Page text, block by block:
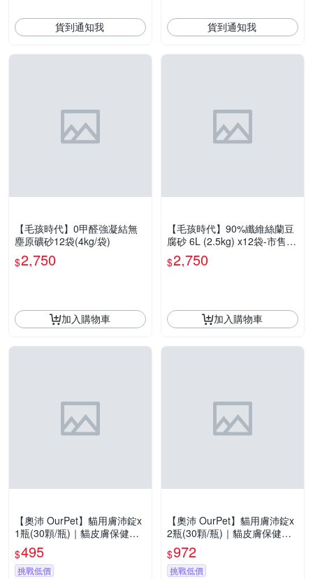
貨到通知我 貨到通知我
【毛孩時代】0甲醛強凝結無
塵原礦砂12袋(4kg/袋)
$2,750
加入購物車
【毛孩時代】90%纖維絲蘭豆
腐砂 6L (2.5kg) x12袋-市售唯
一SGS及Intertek雙認證抗菌
除臭貓砂
$2,750
加入購物車
【奧沛 OurPet】貓用膚沛錠x
1瓶(30顆/瓶)｜貓皮膚保健品
｜玻尿酸｜神經醯胺｜乳酸菌
｜酵母鋅
$495
挑戰低價
【奧沛 OurPet】貓用膚沛錠x
2瓶(30顆/瓶)｜貓皮膚保健品
｜玻尿酸｜神經醯胺｜乳酸菌
｜酵母鋅
$972
挑戰低價